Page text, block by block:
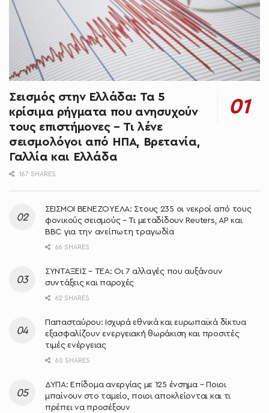
Σεισμός στην Ελλάδα: Τα 5
κρίσιμα ρήγματα που ανησυχούν
τους επιστήμονες – Τι λένε
σεισμολόγοι από ΗΠΑ, Βρετανία,
Γαλλία και Ελλάδα
167 SHARES
ΣΕΙΣΜΟΙ ΒΕΝΕΖΟΥΕΛΑ: Στους 235 οι νεκροί από τους
φονικούς σεισμούς – Τι μεταδίδουν Reuters, AP και
BBC για την ανείπωτη τραγωδία
66 SHARES
ΣΥΝΤΑΞΕΙΣ – ΤΕΑ: Οι 7 αλλαγές που αυξάνουν
συντάξεις και παροχές
62 SHARES
Παπασταύρου: Ισχυρά εθνικά και ευρωπαϊκά δίκτυα
εξασφαλίζουν ενεργειακή θωράκιση και προσιτές
τιμές ενέργειας
60 SHARES
ΔΥΠΑ: Επίδομα ανεργίας με 125 ένσημα – Ποιοι
μπαίνουν στο ταμείο, ποιοι αποκλείονται και τι
πρέπει να προσέξουν